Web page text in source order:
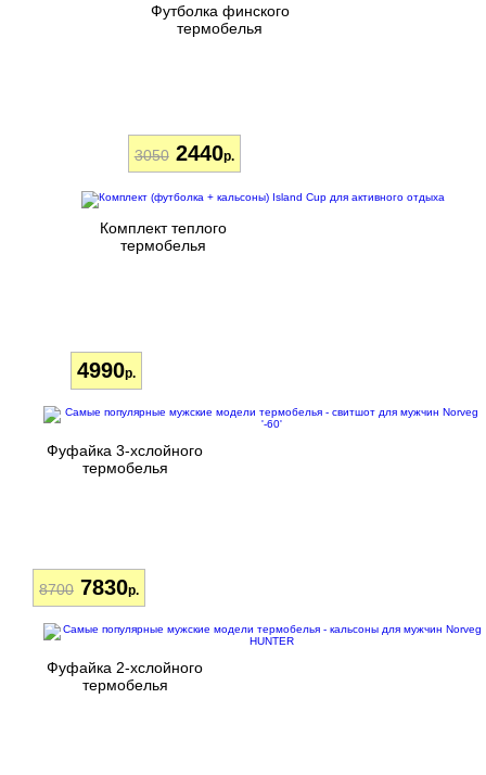
30502440р.
Футболка финского
термобелья
4990р.
Комплект теплого
термобелья
8700 7830р.
Фуфайка 3-хслойного
термобелья
Фуфайка 2-хслойного
термобелья